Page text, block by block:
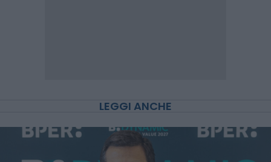
LEGGI ANCHE